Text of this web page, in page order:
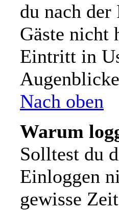
du nach
Gäste nicht
Eintritt in
Nach oben
Warum
Solltest du
Einloggen
gewisse